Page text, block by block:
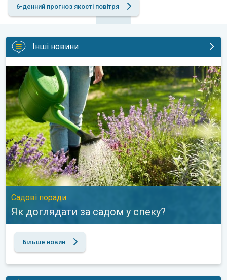
6-денний прогноз якості повітря
Інші новини
Як доглядати за садом у спеку?. Садові поради. . .
Садові поради
Як доглядати за садом у спеку?
Більше новин